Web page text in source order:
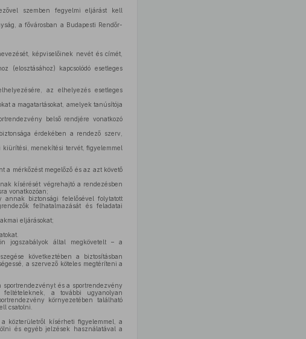
szemben fegyelmi eljárást kell
a fővárosban a Budapesti Rendőr-
képviselőinek nevét és címét,
(elosztásához) kapcsolódó esetleges
az elhelyezés esetleges
a magatartásokat, amelyek tanúsítója
belső rendjére vonatkozó
érdekében a rendező szerv,
kiürítési, menekítési tervét, figyelemmel
mérkőzést megelőző és az azt követő
kísérését végrehajtó a rendezésben
vonatkozóan;
annak biztonsági felelősével folytatott
felhatalmazását és feladatai
eljárásokat;
jogszabályok által megkövetelt – a
következtében a biztosításban
a szervező köteles megtéríteni a
és a sportrendezvény
feltételeknek, a további ugyanolyan
környezetében található
csatolni.
közterületről kísérheti figyelemmel, a
és egyéb jelzések használatával a